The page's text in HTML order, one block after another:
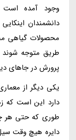
وجود آمده است
دانشمندان
محصولات گیاهی
طریق متوجه
پرورش در جاهای
یکی دیگر از
دارد این است که
طوری که حتی هر
دایره هیچ وقت